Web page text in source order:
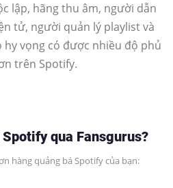
lập, hãng thu âm, người dẫn
tử, người quản lý playlist và
hy vọng có được nhiều độ phủ
trên Spotify.
qua Fansgurus?
hàng quảng bá Spotify của bạn: